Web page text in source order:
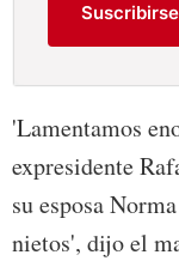
Suscribirse
'Lamentamos
expresidente
su esposa
nietos', dijo el